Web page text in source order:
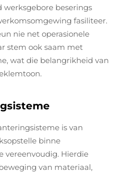
werksgebore beserings
fasiliteer.
nie net operasionele
stem ook saam met
wat die belangrikheid van
is van
binne
vereenvoudig. Hierdie
van materiaal,